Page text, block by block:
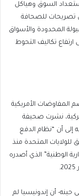
السوق وهياكل
تصريحات للصحافة
المحدودة والأسواق
ارتفاع تكاليف التحوط
نيسان 2025، وفي خضم المفاوضات الأمريكية
نشرت صحيفة
إلى أن “نظام الدفع
للولايات المتحدة منذ
الوطنية” الذي أصدره
أن إندونيسيا لم